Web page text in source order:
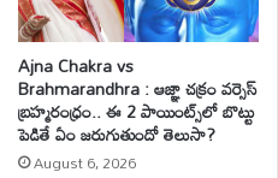
Ajna Chakra vs
Brahmarandhra : ఆజ్ఞా చక్రం వర్సెస్
బ్రహ్మరంధ్రం.. ఈ 2 పాయింట్స్‌లో బొట్టు
పెడితే ఏం జరుగుతుందో తెలుసా?
August 6, 2026